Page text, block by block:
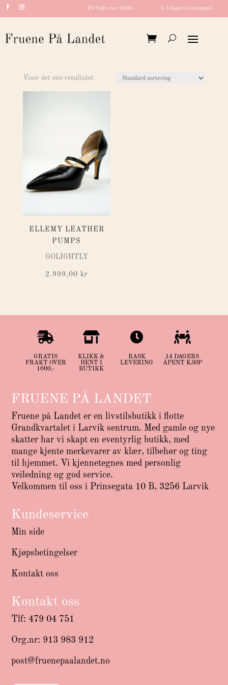
Fri frakt over 1000,- 1-5 dagers leveringstid
Viser det ene resultatet
ELLEMY LEATHER
PUMPS
GOLIGHTLY
2.999,00 kr

GRATIS
FRAKT OVER
1000,-

KLIKK &
HENT I
BUTIKK

RASK
LEVERING

14 DAGERS
ÅPENT KJØP
FRUENE PÅ LANDET
Fruene på Landet er en livstilsbutikk i flotte
Grandkvartalet i Larvik sentrum. Med gamle og nye
skatter har vi skapt en eventyrlig butikk, med
mange kjente merkevarer av klær, tilbehør og ting
til hjemmet. Vi kjennetegnes med personlig
veiledning og god service.
Velkommen til oss i Prinsegata 10 B, 3256 Larvik
Kundeservice
Min side
Kjøpsbetingelser
Kontakt oss
Kontakt oss
Tlf: 479 04 751
Org.nr: 913 983 912
post@fruenepaalandet.no